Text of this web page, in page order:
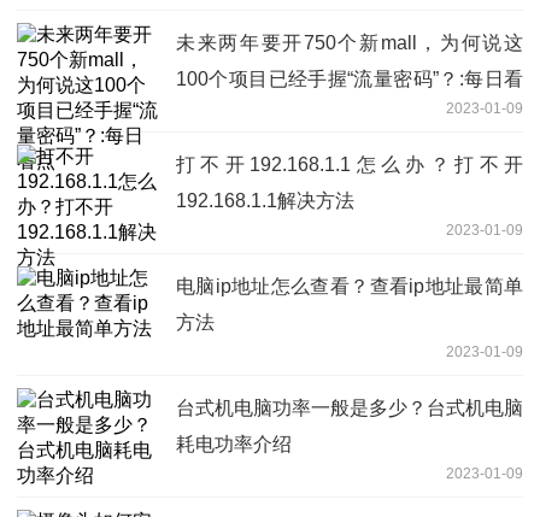
未来两年要开750个新mall，为何说这
100个项目已经手握“流量密码”？:每日看
2023-01-09
打不开192.168.1.1怎么办？打不开
192.168.1.1解决方法
2023-01-09
电脑ip地址怎么查看？查看ip地址最简单
方法
2023-01-09
台式机电脑功率一般是多少？台式机电脑
耗电功率介绍
2023-01-09